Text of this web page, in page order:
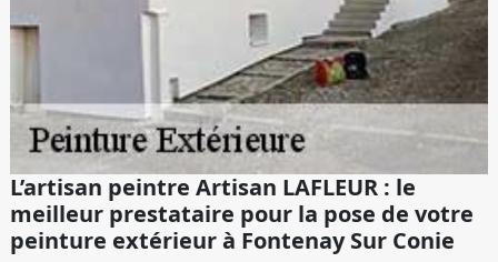
L’artisan peintre Artisan LAFLEUR : le
meilleur prestataire pour la pose de votre
peinture extérieur à Fontenay Sur Conie